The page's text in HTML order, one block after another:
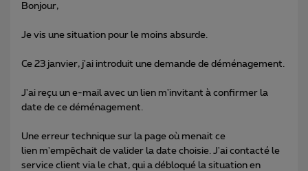
Bonjour,
Je vis une situation pour le moins absurde.
Ce 23 janvier, j'ai introduit une demande de déménagement.
J'ai reçu un e-mail avec un lien m'invitant à confirmer la
date de ce déménagement.
Une erreur technique sur la page où menait ce
lien m'empêchait de valider la date choisie. J'ai contacté le
service client via le chat, qui a débloqué la situation en